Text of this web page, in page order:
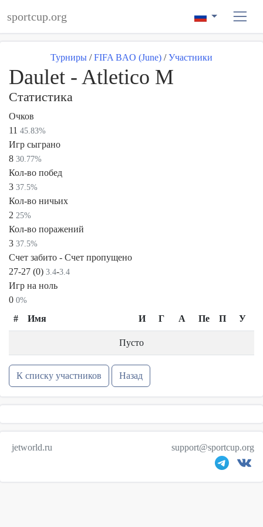
sportcup.org
Турниры / FIFA BAO (June) / Участники
Daulet - Atletico M
Статистика
Очков
11 45.83%
Игр сыграно
8 30.77%
Кол-во побед
3 37.5%
Кол-во ничьих
2 25%
Кол-во поражений
3 37.5%
Счет забито - Счет пропущено
27-27 (0) 3.4-3.4
Игр на ноль
0 0%
# Имя И Г А Пе П У
Пусто
К списку участников Назад
jetworld.ru support@sportcup.org